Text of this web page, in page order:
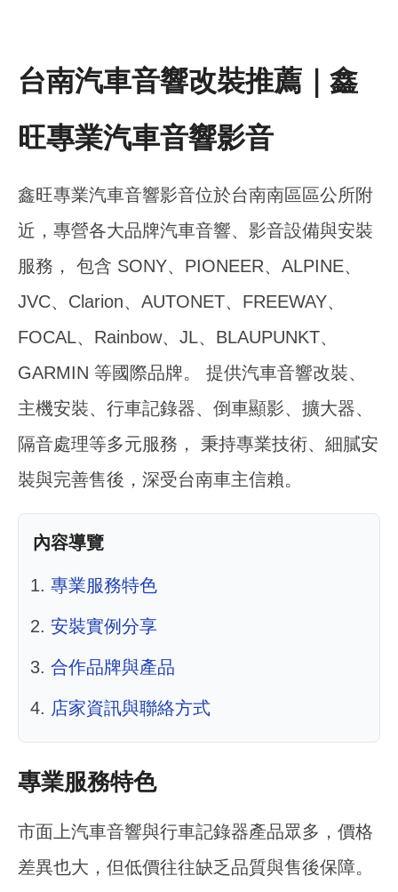
台南汽車音響改裝推薦｜鑫
旺專業汽車音響影音
鑫旺專業汽車音響影音位於台南南區區公所附
近，專營各大品牌汽車音響、影音設備與安裝
服務， 包含 SONY、PIONEER、ALPINE、
JVC、Clarion、AUTONET、FREEWAY、
FOCAL、Rainbow、JL、BLAUPUNKT、
GARMIN 等國際品牌。 提供汽車音響改裝、
主機安裝、行車記錄器、倒車顯影、擴大器、
隔音處理等多元服務， 秉持專業技術、細膩安
裝與完善售後，深受台南車主信賴。
內容導覽
專業服務特色
安裝實例分享
合作品牌與產品
店家資訊與聯絡方式
專業服務特色
市面上汽車音響與行車記錄器產品眾多，價格
差異也大，但低價往往缺乏品質與售後保障。